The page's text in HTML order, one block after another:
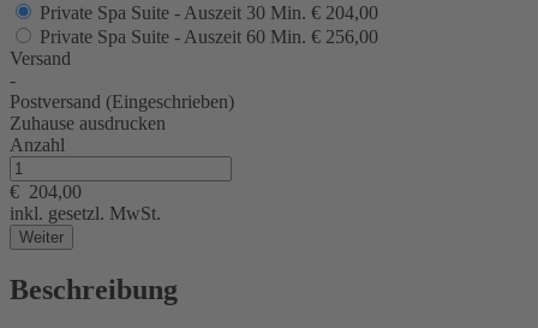
Private Spa Suite - Auszeit 30 Min. € 204,00
Private Spa Suite - Auszeit 60 Min. € 256,00
Versand
-
Postversand (Eingeschrieben)
Zuhause ausdrucken
Anzahl
€ 204,00
inkl. gesetzl. MwSt.
Weiter
Beschreibung